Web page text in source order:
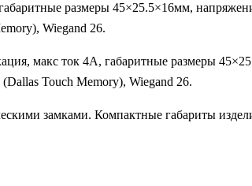
размеры 45×25.5×16мм,
Wiegand 26.
макс ток 4А, габаритные размеры
Touch Memory), Wiegand 26.
замками. Компактные габариты